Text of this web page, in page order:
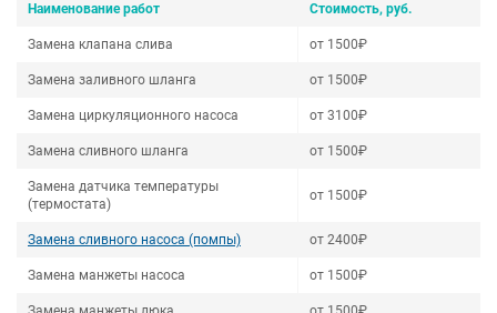
Наименование работ Стоимость, руб.
Замена клапана слива от 1500₽
Замена заливного шланга от 1500₽
Замена циркуляционного насоса от 3100₽
Замена сливного шланга от 1500₽
Замена датчика температуры
(термостата)
от 1500₽
Замена сливного насоса (помпы) от 2400₽
Замена манжеты насоса от 1500₽